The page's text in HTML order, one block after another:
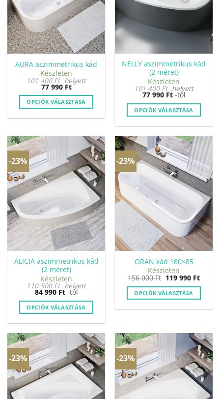
AURA aszimmetrikus kád
Készleten
101 400 Ft helyett
77 990 Ft
OPCIÓK VÁLASZTÁSA
terméknek
variációja
van.
A
változatok
termékoldalon
választhatók
ki
NELLY aszimmetrikus kád
(2 méret)
Készleten
101 400 Ft helyett
77 990 Ft-tól
OPCIÓK VÁLASZTÁSA
terméknek
több
variációja
van.
változatok
termékoldalon
választhatók
ki
-23%
ALICIA aszimmetrikus kád
(2 méret)
Készleten
110 500 Ft helyett
84 990 Ft-tól
OPCIÓK VÁLASZTÁSA
terméknek
több
variációja
van.
-23%
ORAN kád 180×85
Készleten
156 000Ft Original
price
was:
156
000 Ft.
119 990 Ft
price
is:
990
OPCIÓK VÁLASZTÁSA
-23% -23%